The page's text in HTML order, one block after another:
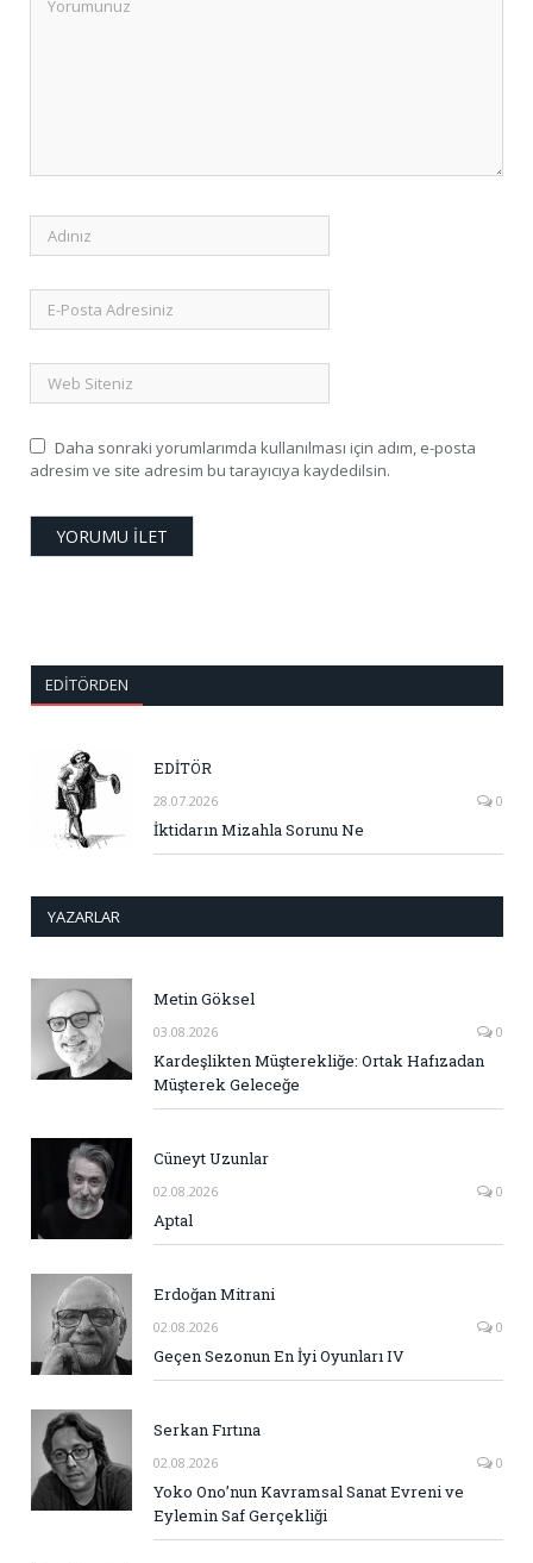
Daha sonraki yorumlarımda kullanılması için adım, e-posta
adresim ve site adresim bu tarayıcıya kaydedilsin.
EDITÖRDEN
EDİTÖR
28.07.2026 0
İktidarın Mizahla Sorunu Ne
YAZARLAR
Metin Göksel
03.08.2026 0
Kardeşlikten Müşterekliğe: Ortak Hafızadan
Müşterek Geleceğe
Cüneyt Uzunlar
02.08.2026 0
Aptal
Erdoğan Mitrani
02.08.2026 0
Geçen Sezonun En İyi Oyunları IV
Serkan Fırtına
02.08.2026 0
Yoko Ono’nun Kavramsal Sanat Evreni ve
Eylemin Saf Gerçekliği